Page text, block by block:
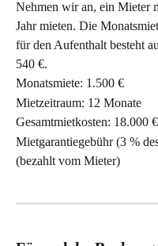
Nehmen wir an, ein Mieter
Jahr mieten. Die
für den Aufenthalt besteht
540 €.
Monatsmiete: 1.500 €
Mietzeitraum: 12 Monate
Gesamtmietkosten: 18.000 €
Mietgarantiegebühr (3 %
(bezahlt vom Mieter)